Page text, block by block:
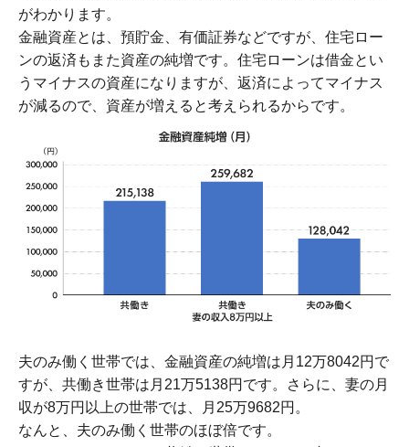
がわかります。
金融資産とは、預貯金、有価証券などですが、住宅ロー
ンの返済もまた資産の純増です。住宅ローンは借金とい
うマイナスの資産になりますが、返済によってマイナス
が減るので、資産が増えると考えられるからです。
夫のみ働く世帯では、金融資産の純増は月12万8042円で
すが、共働き世帯は月21万5138円です。さらに、妻の月
収が8万円以上の世帯では、月25万9682円。
なんと、夫のみ働く世帯のほぼ倍です。